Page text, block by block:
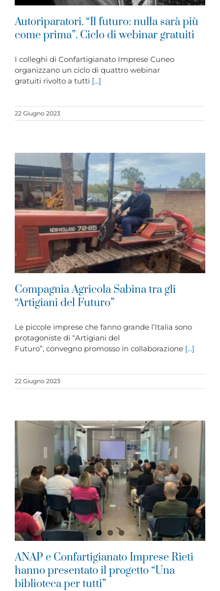
Autoriparatori. “Il futuro: nulla sarà più
come prima”. Ciclo di webinar gratuiti
I colleghi di Confartigianato Imprese Cuneo
organizzano un ciclo di quattro webinar
gratuiti rivolto a tutti [...]
22 Giugno 2023
Compagnia Agricola Sabina tra gli
“Artigiani del Futuro”
Le piccole imprese che fanno grande l’Italia sono
protagoniste di “Artigiani del
Futuro”, convegno promosso in collaborazione [...]
22 Giugno 2023
ANAP e Confartigianato Imprese Rieti
hanno presentato il progetto “Una
biblioteca per tutti”